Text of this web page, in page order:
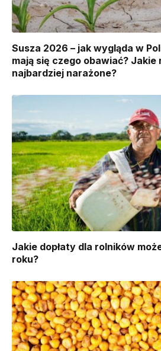
Susza 2026 – jak wygląda w
mają się czego obawiać? Jakie
najbardziej narażone?
Jakie dopłaty dla rolników
roku?